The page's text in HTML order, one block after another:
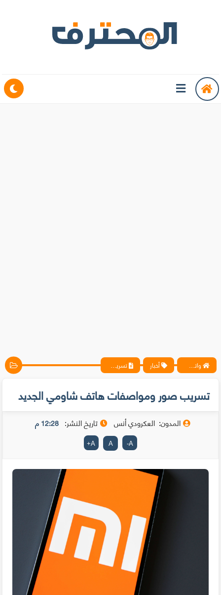
واتس آب ، فيسبوك ، أنترنت ، شروحات تقنية حصرية - المحترف أخبار تسريب صور ومواصفات هاتف شاومي الجديد
تسريب صور ومواصفات هاتف شاومي الجديد
المدون: العكرودي أنس تاريخ النشر: 12:28 م
A
-
A
A
+